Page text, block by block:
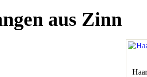
aus Zinn